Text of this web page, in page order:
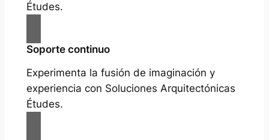
Études.
Soporte continuo
Experimenta la fusión de imaginación y
experiencia con Soluciones Arquitectónicas
Études.